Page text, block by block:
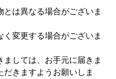
は異なる場合がございま
変更する場合がございま
しては、お手元に届きま
だきますようお願いしま